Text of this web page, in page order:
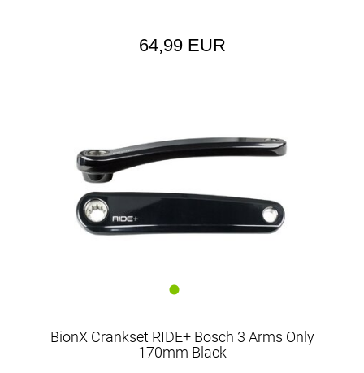
64,99 EUR
BionX Crankset RIDE+ Bosch 3 Arms Only
170mm Black